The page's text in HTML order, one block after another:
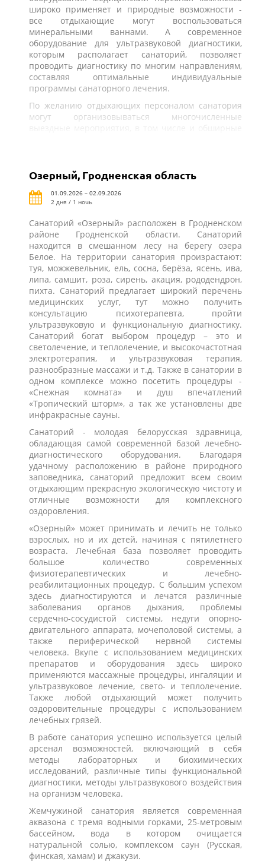
широко применяет и природные возможности -
все отдыхающие могут воспользоваться
минеральными ваннами. А современное
оборудование для ультразвуковой диагностики,
которым располагает санаторий, позволяет
проводить диагностику по многим направлениям,
составляя оптимальные индивидуальные
программы санаторного лечения.
По желанию отдыхающих персоналом санатория
могут организовываться многочисленные
Озерный, Гродненская область
01.09.2026 – 02.09.2026
2 дня / 1 ночь
Санаторий «Озерный» расположен в Гродненском
районе Гродненской области. Санаторий
находится в смешанном лесу на берегу озера
Белое. На территории санатория произрастают:
туя, можжевельник, ель, сосна, берёза, ясень, ива,
липа, самшит, роза, сирень, акация, рододендрон,
пихта. Санаторий предлагает широкий перечень
медицинских услуг, тут можно получить
консультацию психотерапевта, пройти
ультразвуковую и функциональную диагностику.
Санаторий богат выбором процедур – это и
светолечение, и теплолечение, и высокочастотная
электротерапия, и ультразвуковая терапия,
разнообразные массажи и т.д. Также в санатории в
одном комплексе можно посетить процедуры -
«Снежная комната» и душ впечатлений
«Тропический шторм», а так же установлены две
инфракрасные сауны.
Санаторий - молодая белорусская здравница,
обладающая самой современной базой лечебно-
диагностического оборудования. Благодаря
удачному расположению в районе природного
заповедника, санаторий предложит всем своим
отдыхающим прекрасную экологическую чистоту и
отличные возможности для комплексного
оздоровления.
«Озерный» может принимать и лечить не только
взрослых, но и их детей, начиная с пятилетнего
возраста. Лечебная база позволяет проводить
большое количество современных
физиотерапевтических и лечебно-
реабилитационных процедур. С большим успехом
здесь диагностируются и лечатся различные
заболевания органов дыхания, проблемы
сердечно-сосудистой системы, недуги опорно-
двигательного аппарата, мочеполовой системы, а
также периферической нервной системы
человека. Вкупе с использованием медицинских
препаратов и оборудования здесь широко
применяются массажные процедуры, ингаляции и
ультразвуковое лечение, свето- и теплолечение.
Также любой отдыхающий может получить
оздоровительные процедуры с использованием
лечебных грязей.
В работе санатория успешно используется целый
арсенал возможностей, включающий в себя
методы лабораторных и биохимических
исследований, различные типы функциональной
диагностики, методы ультразвукового воздействия
на организм человека.
Жемчужиной санатория является современная
аквазона с тремя водными горками, 25-метровым
бассейном, вода в котором очищается
натуральной солью, комплексом саун (Русская,
финская, хамам) и джакузи.